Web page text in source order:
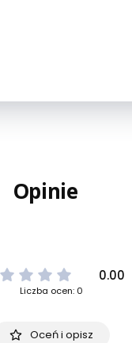
Opinie
0.00
Liczba ocen: 0
Oceń i opisz